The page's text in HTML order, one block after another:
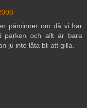
påminner om då vi har
parken och allt är bara
ju inte låta bli att gilla.